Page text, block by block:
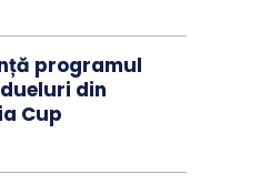
programul
din
Cup